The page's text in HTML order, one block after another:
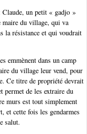
Claude, un petit « gadjo »
maire du village, qui va
la résistance et qui voudrait
emmènent dans un camp
du village leur vend, pour
Ce titre de propriété devrait
permet de les extraire du
murs est tout simplement
et cette fois les gendarmes
salut.